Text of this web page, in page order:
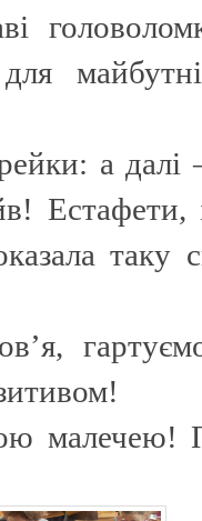
а
Естафети,
таку
малечею!